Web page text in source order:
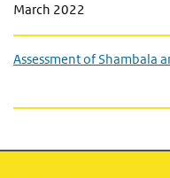
March 2022
Assessment of Shambala